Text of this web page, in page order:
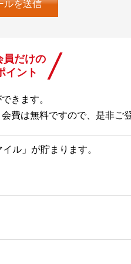
員だけの
イント
きます。
費は無料ですので、是非ご
ル」が貯まります。